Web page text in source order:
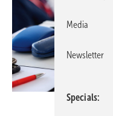
Media
Newsletter
Specials